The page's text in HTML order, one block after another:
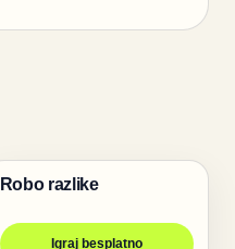
Igre
Robo razlike
Igraj besplatno